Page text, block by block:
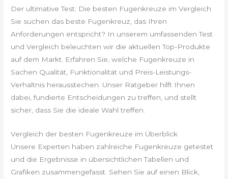
Der ultimative Test: Die besten Fugenkreuze im Vergleich
Sie suchen das beste Fugenkreuz, das Ihren
Anforderungen entspricht? In unserem umfassenden Test
und Vergleich beleuchten wir die aktuellen Top-Produkte
auf dem Markt. Erfahren Sie, welche Fugenkreuze in
Sachen Qualität, Funktionalität und Preis-Leistungs-
Verhältnis herausstechen. Unser Ratgeber hilft Ihnen
dabei, fundierte Entscheidungen zu treffen, und stellt
sicher, dass Sie die ideale Wahl treffen.
Vergleich der besten Fugenkreuze im Überblick
Unsere Experten haben zahlreiche Fugenkreuze getestet
und die Ergebnisse in übersichtlichen Tabellen und
Grafiken zusammengefasst. Sehen Sie auf einen Blick,